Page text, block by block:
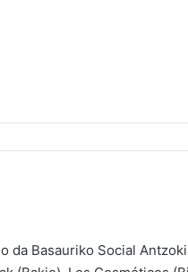
da Basauriko Social